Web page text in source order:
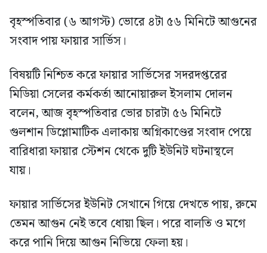
বৃহস্পতিবার (৬ আগস্ট) ভোরে ৪টা ৫৬ মিনিটে আগুনের
সংবাদ পায় ফায়ার সার্ভিস।
বিষয়টি নিশ্চিত করে ফায়ার সার্ভিসের সদরদপ্তরের
মিডিয়া সেলের কর্মকর্তা আনোয়ারুল ইসলাম দোলন
বলেন, আজ বৃহস্পতিবার ভোর চারটা ৫৬ মিনিটে
গুলশান ডিপ্লোমাটিক এলাকায় অগ্নিকাণ্ডের সংবাদ পেয়ে
বারিধারা ফায়ার স্টেশন থেকে দুটি ইউনিট ঘটনাস্থলে
যায়।
ফায়ার সার্ভিসের ইউনিট সেখানে গিয়ে দেখতে পায়, রুমে
তেমন আগুন নেই তবে ধোয়া ছিল। পরে বালতি ও মগে
করে পানি দিয়ে আগুন নিভিয়ে ফেলা হয়।